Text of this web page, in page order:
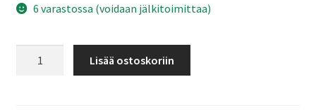
6 varastossa (voidaan jälkitoimittaa)
Lisää ostoskoriin